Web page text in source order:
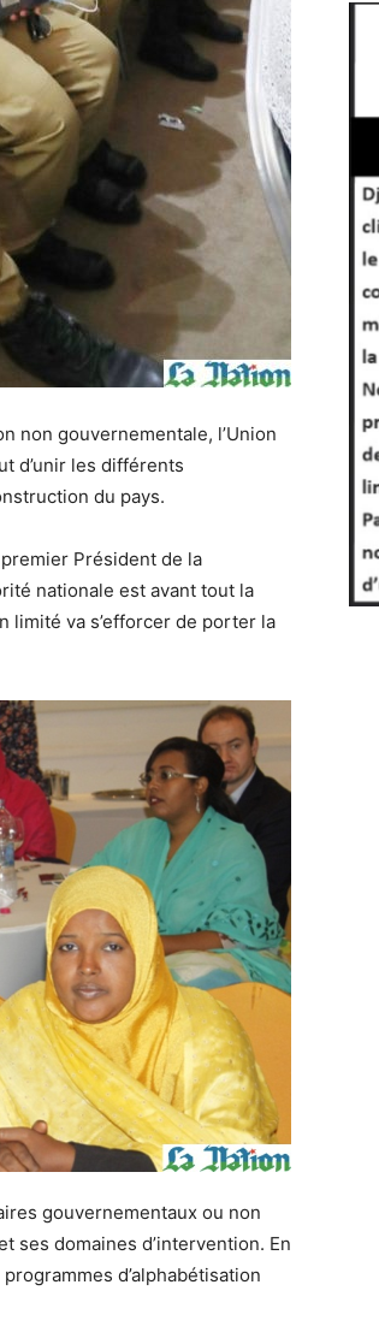
non gouvernementale, l’Union
d’unir les différents
du pays.
Président de la
nationale est avant tout la
limité va s’efforcer de porter la
gouvernementaux ou non
ses domaines d’intervention. En
d’alphabétisation